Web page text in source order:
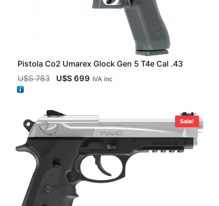
Pistola Co2 Umarex Glock Gen 5 T4e Cal .43
U$S783 U$S 699 IVA inc
Sale!